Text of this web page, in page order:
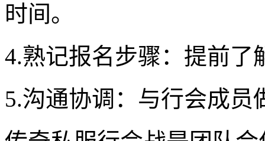
时间。
4.熟记报名步骤：提前了
5.沟通协调：与行会成